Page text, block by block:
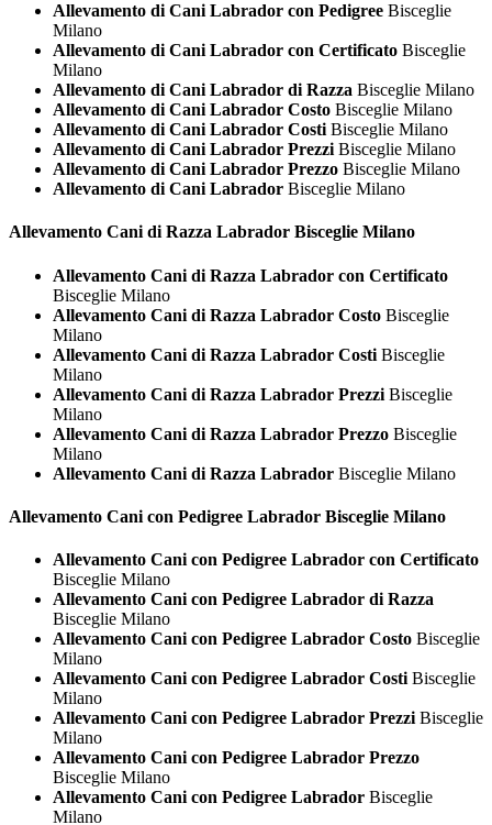
Allevamento di Cani Labrador con Pedigree Bisceglie
Milano
Allevamento di Cani Labrador con Certificato Bisceglie
Milano
Allevamento di Cani Labrador di Razza Bisceglie Milano
Allevamento di Cani Labrador Costo Bisceglie Milano
Allevamento di Cani Labrador Costi Bisceglie Milano
Allevamento di Cani Labrador Prezzi Bisceglie Milano
Allevamento di Cani Labrador Prezzo Bisceglie Milano
Allevamento di Cani Labrador Bisceglie Milano
Allevamento Cani di Razza Labrador Bisceglie Milano
Allevamento Cani di Razza Labrador con Certificato
Bisceglie Milano
Allevamento Cani di Razza Labrador Costo Bisceglie
Milano
Allevamento Cani di Razza Labrador Costi Bisceglie
Milano
Allevamento Cani di Razza Labrador Prezzi Bisceglie
Milano
Allevamento Cani di Razza Labrador Prezzo Bisceglie
Milano
Allevamento Cani di Razza Labrador Bisceglie Milano
Allevamento Cani con Pedigree Labrador Bisceglie Milano
Allevamento Cani con Pedigree Labrador con Certificato
Bisceglie Milano
Allevamento Cani con Pedigree Labrador di Razza
Bisceglie Milano
Allevamento Cani con Pedigree Labrador Costo Bisceglie
Milano
Allevamento Cani con Pedigree Labrador Costi Bisceglie
Milano
Allevamento Cani con Pedigree Labrador Prezzi Bisceglie
Milano
Allevamento Cani con Pedigree Labrador Prezzo
Bisceglie Milano
Allevamento Cani con Pedigree Labrador Bisceglie
Milano